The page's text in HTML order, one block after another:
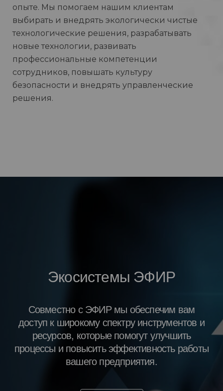
опыте. Мы помогаем нашим клиентам
выбирать и внедрять экологически чистые
технологические решения, разрабатывать
новые технологии, развивать
профессиональные компетенции
сотрудников, повышать культуру
безопасности и внедрять управленческие
решения.
Экосистемы ЭФИР
Совместно с ЭФИР мы обеспечим вам
доступ к широкому спектру инструментов и
ресурсов, которые помогут улучшить
процессы и повысить эффективность работы
вашего предприятия.